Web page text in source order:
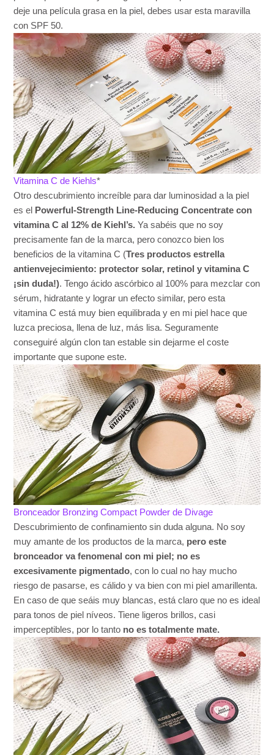
deje una película grasa en la piel, debes usar esta maravilla
con SPF 50.
Vitamina C de Kiehls*
Otro descubrimiento increíble para dar luminosidad a la piel
es el
Powerful-Strength Line-Reducing Concentrate con
vitamina C al 12% de Kiehl’s. Ya sabéis que no soy
precisamente fan de la marca, pero conozco bien los
beneficios de la vitamina C (Tres productos estrella
antienvejecimiento: protector solar, retinol y vitamina C
¡sin duda!). Tengo ácido ascórbico al 100% para mezclar con
sérum, hidratante y lograr un efecto similar, pero esta
vitamina C está muy bien equilibrada y en mi piel hace que
luzca preciosa, llena de luz, más lisa. Seguramente
conseguiré algún clon tan estable sin dejarme el coste
importante que supone este.
Bronceador Bronzing Compact Powder de Divage
Descubrimiento de confinamiento sin duda alguna. No soy
muy amante de los productos de la marca, pero este
bronceador va fenomenal con mi piel; no es
excesivamente pigmentado, con lo cual no hay mucho
riesgo de pasarse, es cálido y va bien con mi piel amarillenta.
En caso de que seáis muy blancas, está claro que no es ideal
para tonos de piel níveos. Tiene ligeros brillos, casi
imperceptibles, por lo tanto no es totalmente mate.